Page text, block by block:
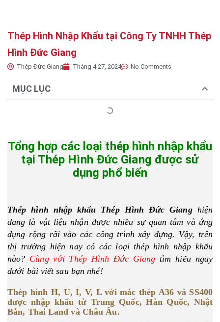
Thép Hình Nhập Khẩu tại Công Ty TNHH Thép
Hình Đức Giang
Thép Đức Giang Tháng 4 27, 2024 No Comments
MỤC LỤC
Tổng hợp các loại thép hình nhập khẩu
tại Thép Hình Đức Giang được sử
dụng phổ biến
Thép hình nhập khẩu Thép Hình Đức Giang hiện
đang là vật liệu nhận được nhiều sự quan tâm và ứng
dụng rộng rãi vào các công trình xây dựng. Vậy, trên
thị trường hiện nay có các loại thép hình nhập khẩu
nào? Cùng với Thép Hình Đức Giang tìm hiểu ngay
dưới bài viết sau bạn nhé!
Thép hình H, U, I, V, L với mác thép A36 và SS400
được nhập khẩu từ Trung Quốc, Hàn Quốc, Nhật
Bản, Thai Land và Châu Âu.